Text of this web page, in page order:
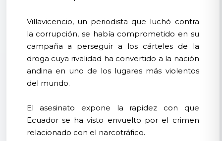
Villavicencio, un periodista que luchó contra
la corrupción, se había comprometido en su
campaña a perseguir a los cárteles de la
droga cuya rivalidad ha convertido a la nación
andina en uno de los lugares más violentos
del mundo.
El asesinato expone la rapidez con que
Ecuador se ha visto envuelto por el crimen
relacionado con el narcotráfico.